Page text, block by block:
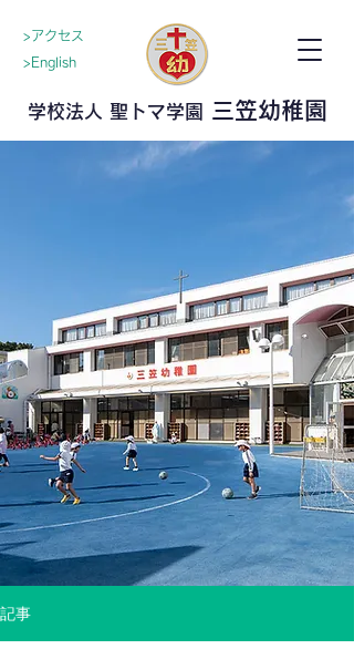
>アクセス
>English
学校法人 聖トマ学園 三笠幼稚園
記事